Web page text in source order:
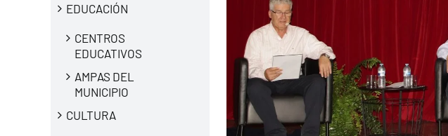
EDUCACIÓN
CENTROS
EDUCATIVOS
AMPAS DEL
MUNICIPIO
CULTURA